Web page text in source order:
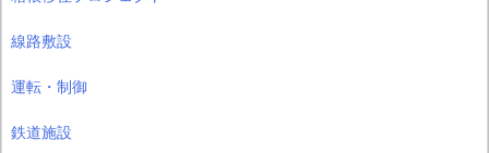
線路敷設
運転・制御
鉄道施設